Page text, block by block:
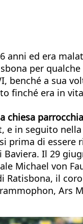
anni ed era
per
a sua
finché era in
chiesa
e in seguito
prima di
Il 29
Michael von
il
Ars